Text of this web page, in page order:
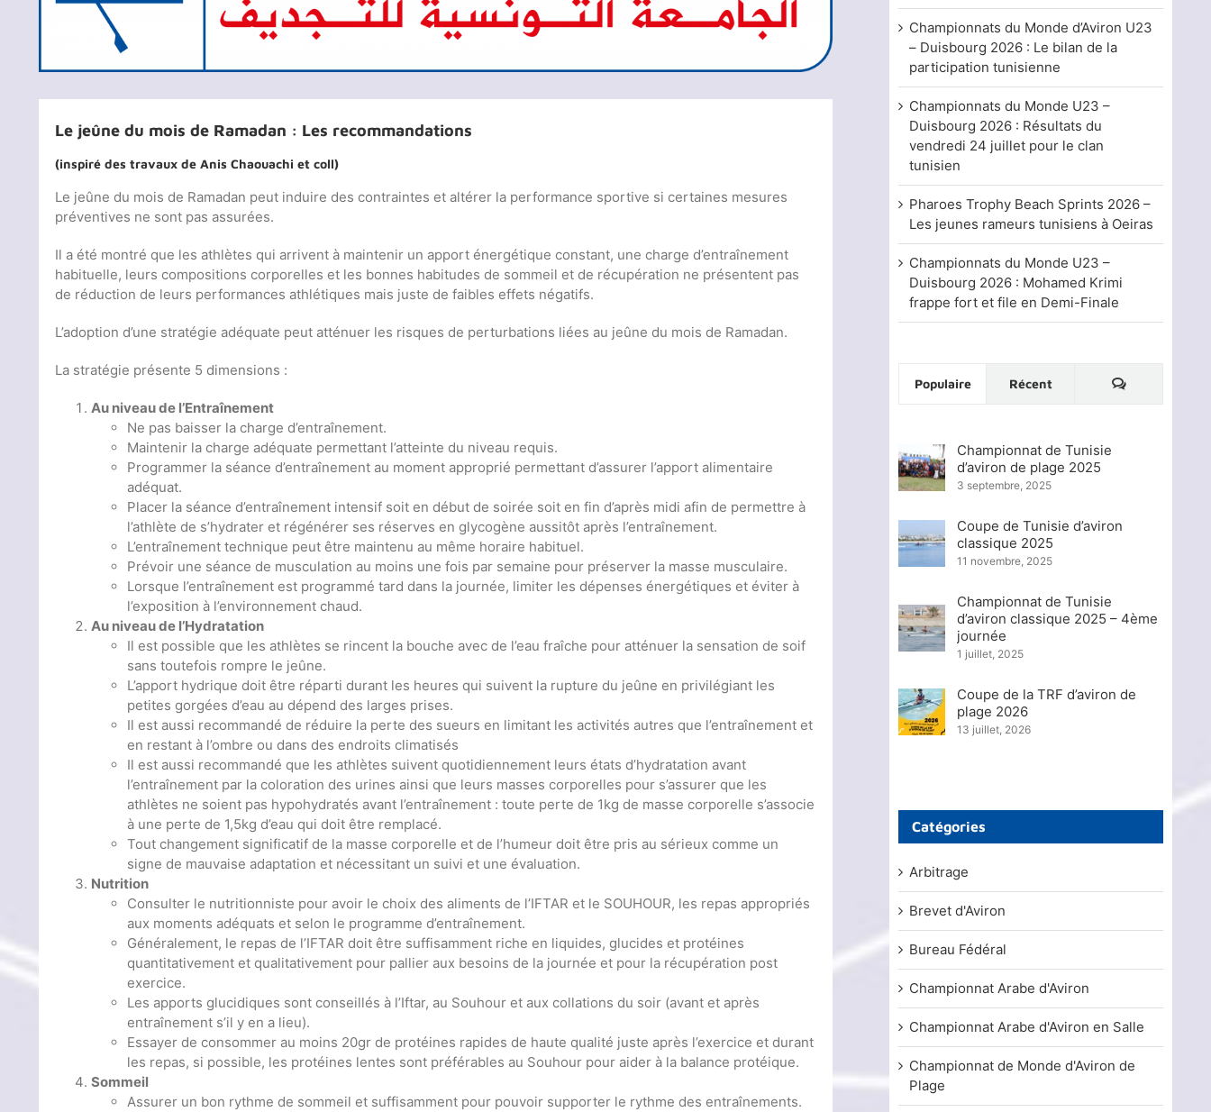
Le jeûne du mois de Ramadan : Les recommandations
(inspiré des travaux de Anis Chaouachi et coll)
Le jeûne du mois de Ramadan peut induire des contraintes et altérer la performance sportive si certaines mesures
préventives ne sont pas assurées.
Il a été montré que les athlètes qui arrivent à maintenir un apport énergétique constant, une charge d’entraînement
habituelle, leurs compositions corporelles et les bonnes habitudes de sommeil et de récupération ne présentent pas
de réduction de leurs performances athlétiques mais juste de faibles effets négatifs.
L’adoption d’une stratégie adéquate peut atténuer les risques de perturbations liées au jeûne du mois de Ramadan.
La stratégie présente 5 dimensions :
Au niveau de l’Entraînement
Ne pas baisser la charge d’entraînement.
Maintenir la charge adéquate permettant l’atteinte du niveau requis.
Programmer la séance d’entraînement au moment approprié permettant d’assurer l’apport alimentaire
adéquat.
Placer la séance d’entraînement intensif soit en début de soirée soit en fin d’après midi afin de permettre à
l’athlète de s’hydrater et régénérer ses réserves en glycogène aussitôt après l’entraînement.
L’entraînement technique peut être maintenu au même horaire habituel.
Prévoir une séance de musculation au moins une fois par semaine pour préserver la masse musculaire.
Lorsque l’entraînement est programmé tard dans la journée, limiter les dépenses énergétiques et éviter à
l’exposition à l’environnement chaud.
Au niveau de l’Hydratation
Il est possible que les athlètes se rincent la bouche avec de l’eau fraîche pour atténuer la sensation de soif
sans toutefois rompre le jeûne.
L’apport hydrique doit être réparti durant les heures qui suivent la rupture du jeûne en privilégiant les
petites gorgées d’eau au dépend des larges prises.
Il est aussi recommandé de réduire la perte des sueurs en limitant les activités autres que l’entraînement et
en restant à l’ombre ou dans des endroits climatisés
Il est aussi recommandé que les athlètes suivent quotidiennement leurs états d’hydratation avant
l’entraînement par la coloration des urines ainsi que leurs masses corporelles pour s’assurer que les
athlètes ne soient pas hypohydratés avant l’entraînement : toute perte de 1kg de masse corporelle s’associe
à une perte de 1,5kg d’eau qui doit être remplacé.
Tout changement significatif de la masse corporelle et de l’humeur doit être pris au sérieux comme un
signe de mauvaise adaptation et nécessitant un suivi et une évaluation.
Nutrition
Consulter le nutritionniste pour avoir le choix des aliments de l’IFTAR et le SOUHOUR, les repas appropriés
aux moments adéquats et selon le programme d’entraînement.
Généralement, le repas de l’IFTAR doit être suffisamment riche en liquides, glucides et protéines
quantitativement et qualitativement pour pallier aux besoins de la journée et pour la récupération post
exercice.
Les apports glucidiques sont conseillés à l’Iftar, au Souhour et aux collations du soir (avant et après
entraînement s’il y en a lieu).
Essayer de consommer au moins 20gr de protéines rapides de haute qualité juste après l’exercice et durant
les repas, si possible, les protéines lentes sont préférables au Souhour pour aider à la balance protéique.
Sommeil
Assurer un bon rythme de sommeil et suffisamment pour pouvoir supporter le rythme des entraînements.
Championnats du Monde d’Aviron U23
– Duisbourg 2026 : Le bilan de la
participation tunisienne
Championnats du Monde U23 –
Duisbourg 2026 : Résultats du
vendredi 24 juillet pour le clan
tunisien
Pharoes Trophy Beach Sprints 2026 –
Les jeunes rameurs tunisiens à Oeiras
Championnats du Monde U23 –
Duisbourg 2026 : Mohamed Krimi
frappe fort et file en Demi-Finale
Populaire Récent
Championnat de Tunisie
d’aviron de plage 2025
3 septembre, 2025
Coupe de Tunisie d’aviron
classique 2025
11 novembre, 2025
Championnat de Tunisie
d’aviron classique 2025 – 4ème
journée
1 juillet, 2025
Coupe de la TRF d’aviron de
plage 2026
13 juillet, 2026
Catégories
Arbitrage
Brevet d'Aviron
Bureau Fédéral
Championnat Arabe d'Aviron
Championnat Arabe d'Aviron en Salle
Championnat de Monde d'Aviron de
Plage